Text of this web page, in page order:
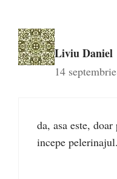
Liviu Daniel
14
da, asa este,
incepe